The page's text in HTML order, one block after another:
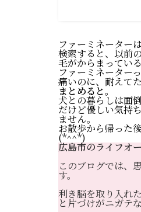
ファーミネーター
検索すると、以前
毛がからまってい
ファーミネーター
痛いのに、耐えて
まとめると。
犬との暮らしは面
だけど優しい気持
ません。
お散歩から帰った
(*^^*)
広島市のライフオ
このブログでは、
す。
利き脳を取り入れた
と片づけがニガテ